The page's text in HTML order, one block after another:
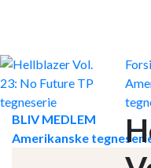
BLIV MEDLEM
Amerikanske